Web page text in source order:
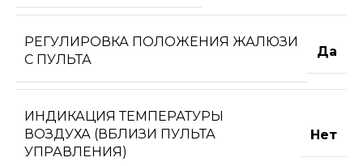
РЕГУЛИРОВКА ПОЛОЖЕНИЯ ЖАЛЮЗИ
С ПУЛЬТА
Да
ИНДИКАЦИЯ ТЕМПЕРАТУРЫ
ВОЗДУХА (ВБЛИЗИ ПУЛЬТА
УПРАВЛЕНИЯ)
Нет